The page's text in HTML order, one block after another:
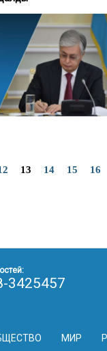
13 14 15 16
МИР
3425457